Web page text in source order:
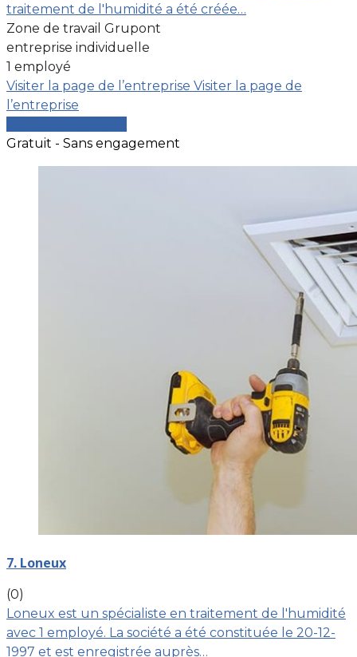
traitement de l'humidité a été créée…
Zone de travail Grupont
entreprise individuelle
1 employé
Visiter la page de l’entreprise Visiter la page de
l’entreprise
Gratuit - Sans engagement
7. Loneux
(0)
Loneux est un spécialiste en traitement de l'humidité
avec 1 employé. La société a été constituée le 20-12-
1997 et est enregistrée auprès…